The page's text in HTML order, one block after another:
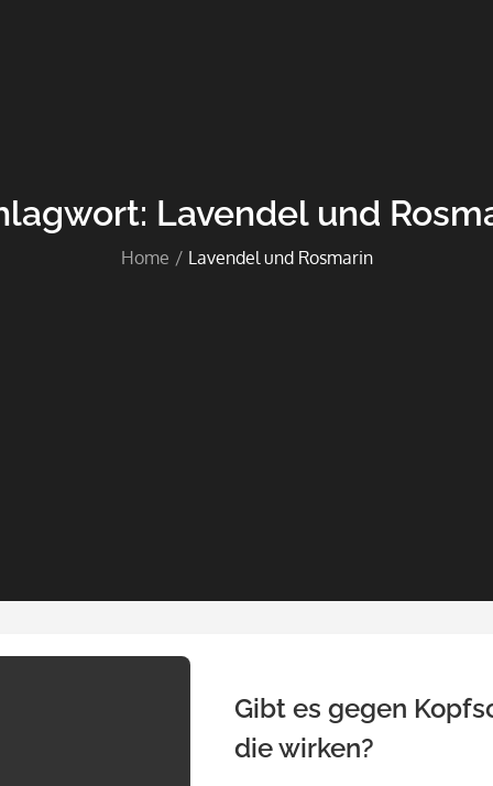
Lavendel und
Home Lavendel und Rosmarin
Gibt es gegen
die wirken?